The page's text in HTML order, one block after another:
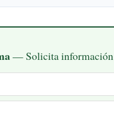
— Solicita información